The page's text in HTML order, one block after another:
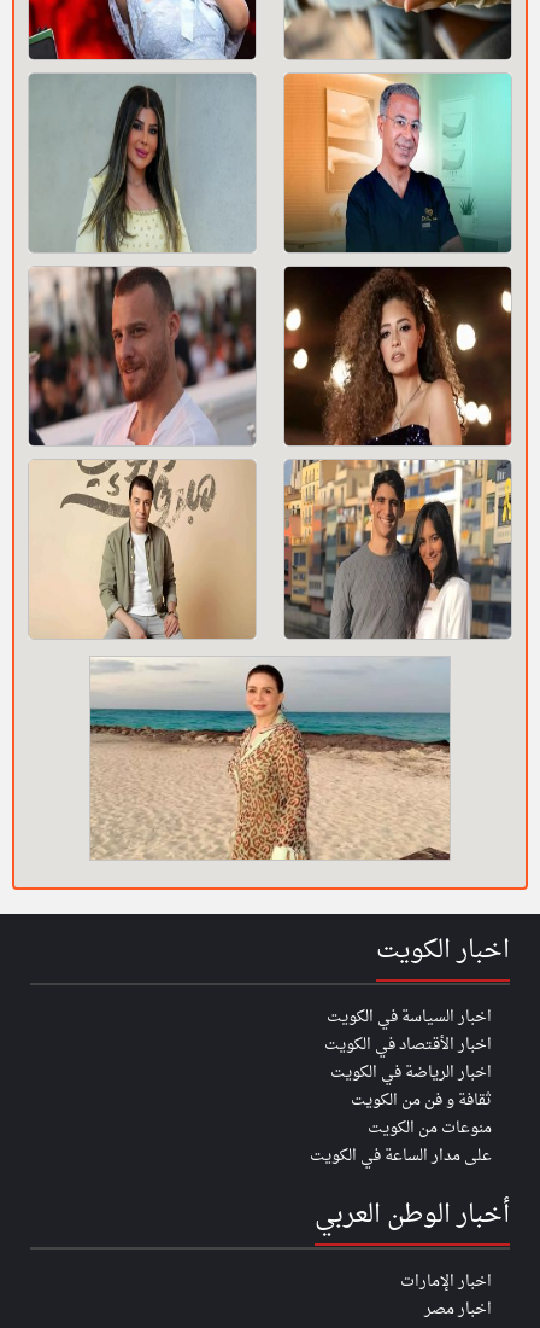
اخبار الكويت
اخبار السياسة في الكويت
اخبار الأقتصاد في الكويت
اخبار الرياضة في الكويت
ثقافة و فن من الكويت
منوعات من الكويت
على مدار الساعة في الكويت
أخبار الوطن العربي
اخبار الإمارات
اخبار مصر